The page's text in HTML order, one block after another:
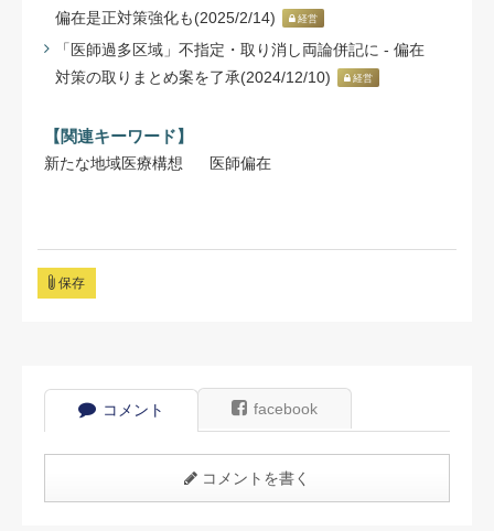
偏在是正対策強化も(2025/2/14)
経営
「医師過多区域」不指定・取り消し両論併記に - 偏在
対策の取りまとめ案を了承(2024/12/10)
経営
【関連キーワード】
新たな地域医療構想 医師偏在
保存
コメント facebook
コメントを書く